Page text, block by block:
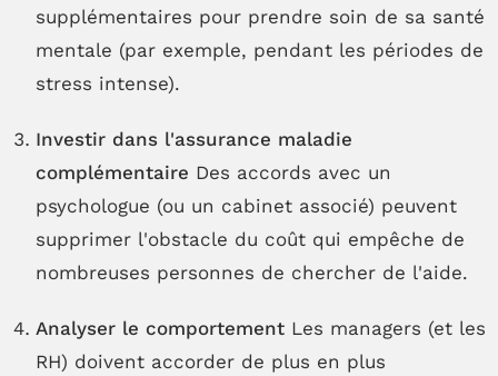
supplémentaires pour prendre soin de sa santé
mentale (par exemple, pendant les périodes de
stress intense).
Investir dans l'assurance maladie
complémentaire Des accords avec un
psychologue (ou un cabinet associé) peuvent
supprimer l'obstacle du coût qui empêche de
nombreuses personnes de chercher de l'aide.
Analyser le comportement Les managers (et les
RH) doivent accorder de plus en plus